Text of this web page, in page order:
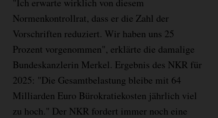
Normenkontrollrat, dass er die Zahl der
Vorschriften reduziert. Wir haben uns 25
Prozent vorgenommen", erklärte die damalige
Bundeskanzlerin Merkel. Ergebnis des NKR für
2025: "Die Gesamtbelastung bleibe mit 64
Milliarden Euro Bürokratiekosten jährlich viel
zu hoch." Der NKR fordert immer noch eine